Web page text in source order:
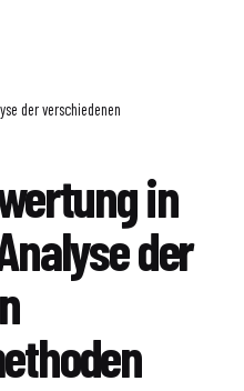
der verschiedenen
in
der